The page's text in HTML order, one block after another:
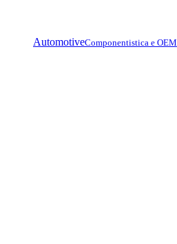
AutomotiveComponentistica e OEM